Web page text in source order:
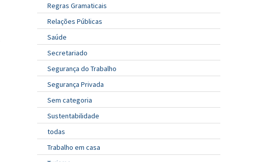
Regras Gramaticais
Relações Públicas
Saúde
Secretariado
Segurança do Trabalho
Segurança Privada
Sem categoria
Sustentabilidade
todas
Trabalho em casa